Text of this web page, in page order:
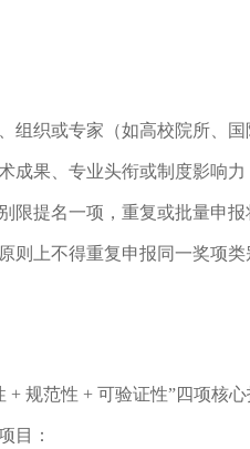
组织或专家（如高校院所、
成果、专业头衔或制度影响
限提名一项，重复或批量申报
则上不得重复申报同一奖项类
+ 规范性 + 可验证性”四项核心
目：